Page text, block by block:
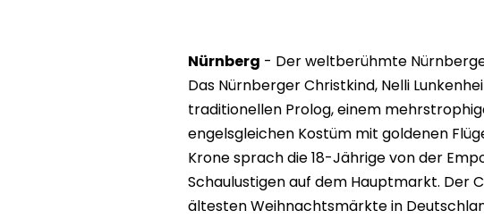
Nürnberg - Der weltberühmte
Das Nürnberger Christkind, Nelli
traditionellen Prolog, einem
engelsgleichen Kostüm mit goldenen
Krone sprach die 18-Jährige von der
Schaulustigen auf dem Hauptmarkt. Der
ältesten Weihnachtsmärkte in